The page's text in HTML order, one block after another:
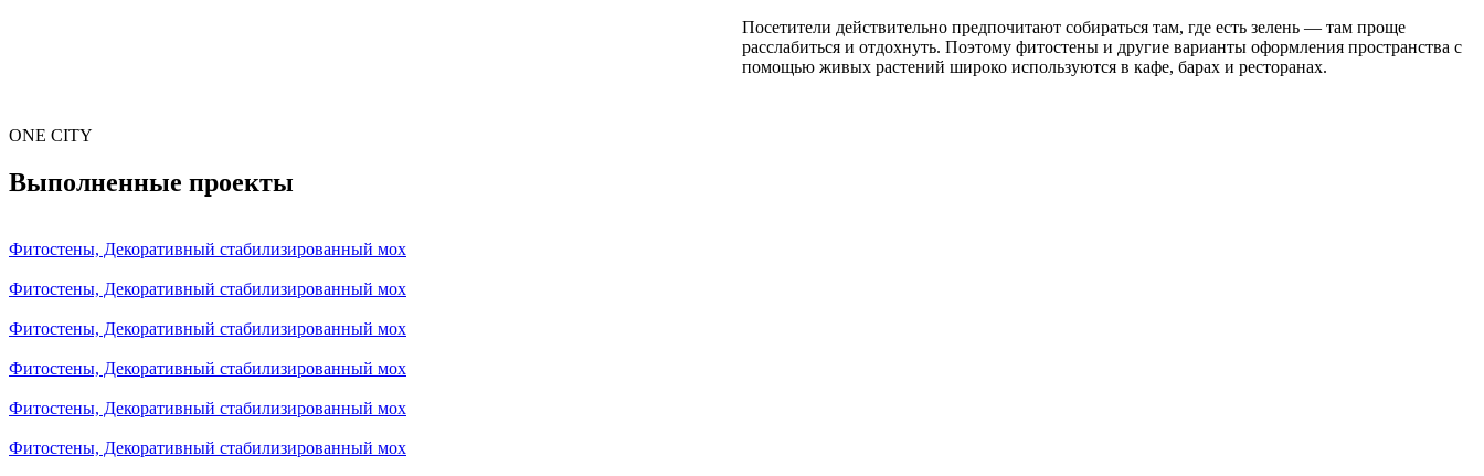
Посетители действительно предпочитают собираться там, где есть зелень — там проще
расслабиться и отдохнуть. Поэтому фитостены и другие варианты оформления пространства с
помощью живых растений широко используются в кафе, барах и ресторанах.
ONE CITY
Выполненные проекты
Фитостены, Декоративный стабилизированный мох
Фитостены, Декоративный стабилизированный мох
Фитостены, Декоративный стабилизированный мох
Фитостены, Декоративный стабилизированный мох
Фитостены, Декоративный стабилизированный мох
Фитостены, Декоративный стабилизированный мох